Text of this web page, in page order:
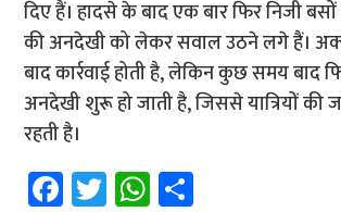
दिए हैं। हादसे के बाद एक बार फिर निजी बसों
की अनदेखी को लेकर सवाल उठने लगे हैं।
बाद कार्रवाई होती है, लेकिन कुछ समय बाद
अनदेखी शुरू हो जाती है, जिससे यात्रियों की
रहती है।
Fa T W